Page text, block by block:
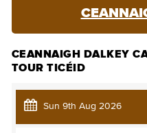
CEANNAIGH DALKEY
TOUR TICÉID